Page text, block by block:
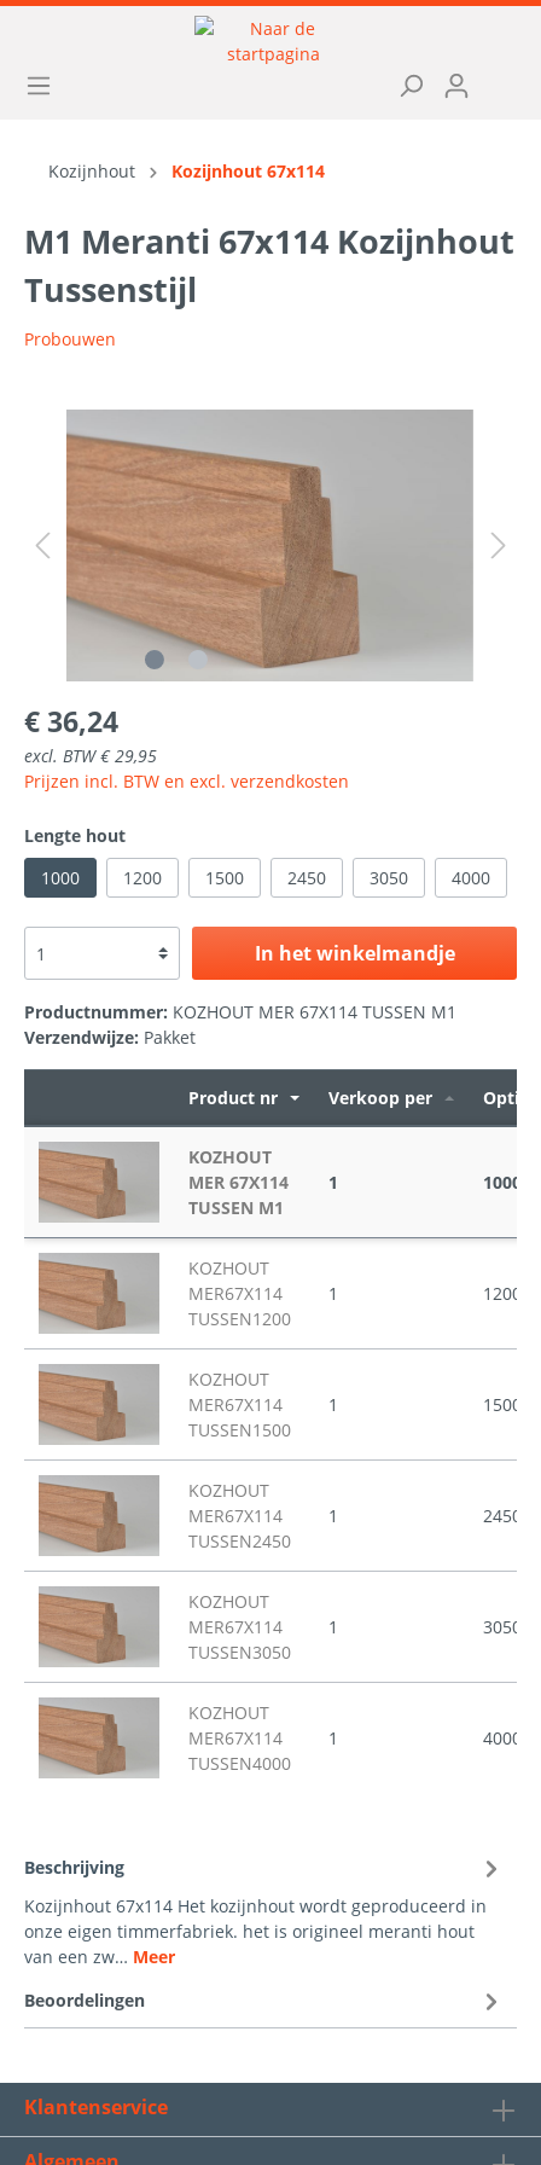
Kozijnhout Kozijnhout 67x114
M1 Meranti 67x114 Kozijnhout
Tussenstijl
Probouwen
€ 36,24
excl. BTW € 29,95
Prijzen incl. BTW en excl. verzendkosten
Lengte hout
1000
1200 1500 2450 3050 4000
In het winkelmandje
Productnummer: KOZHOUT MER 67X114 TUSSEN M1
Verzendwijze: Pakket
Product nr Verkoop per Opties
KOZHOUT
MER 67X114
TUSSEN M1
1 1000
KOZHOUT
MER67X114
TUSSEN1200
1 1200
KOZHOUT
MER67X114
TUSSEN1500
1 1500
KOZHOUT
MER67X114
TUSSEN2450
1 2450
KOZHOUT
MER67X114
TUSSEN3050
1 3050
KOZHOUT
MER67X114
TUSSEN4000
1 4000
Beschrijving
Kozijnhout 67x114 Het kozijnhout wordt geproduceerd in
onze eigen timmerfabriek. het is origineel meranti hout
van een zw… Meer
Beoordelingen
Klantenservice